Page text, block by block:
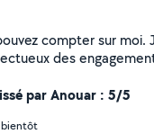
des engagements. Vous
Merci beaucoup pour
par Anouar : 5/5
bientôt